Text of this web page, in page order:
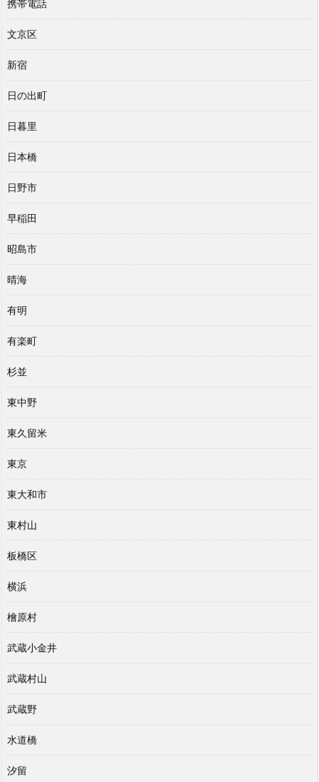
携帯電話
文京区
新宿
日の出町
日暮里
日本橋
日野市
早稲田
昭島市
晴海
有明
有楽町
杉並
東中野
東久留米
東京
東大和市
東村山
板橋区
横浜
檜原村
武蔵小金井
武蔵村山
武蔵野
水道橋
汐留